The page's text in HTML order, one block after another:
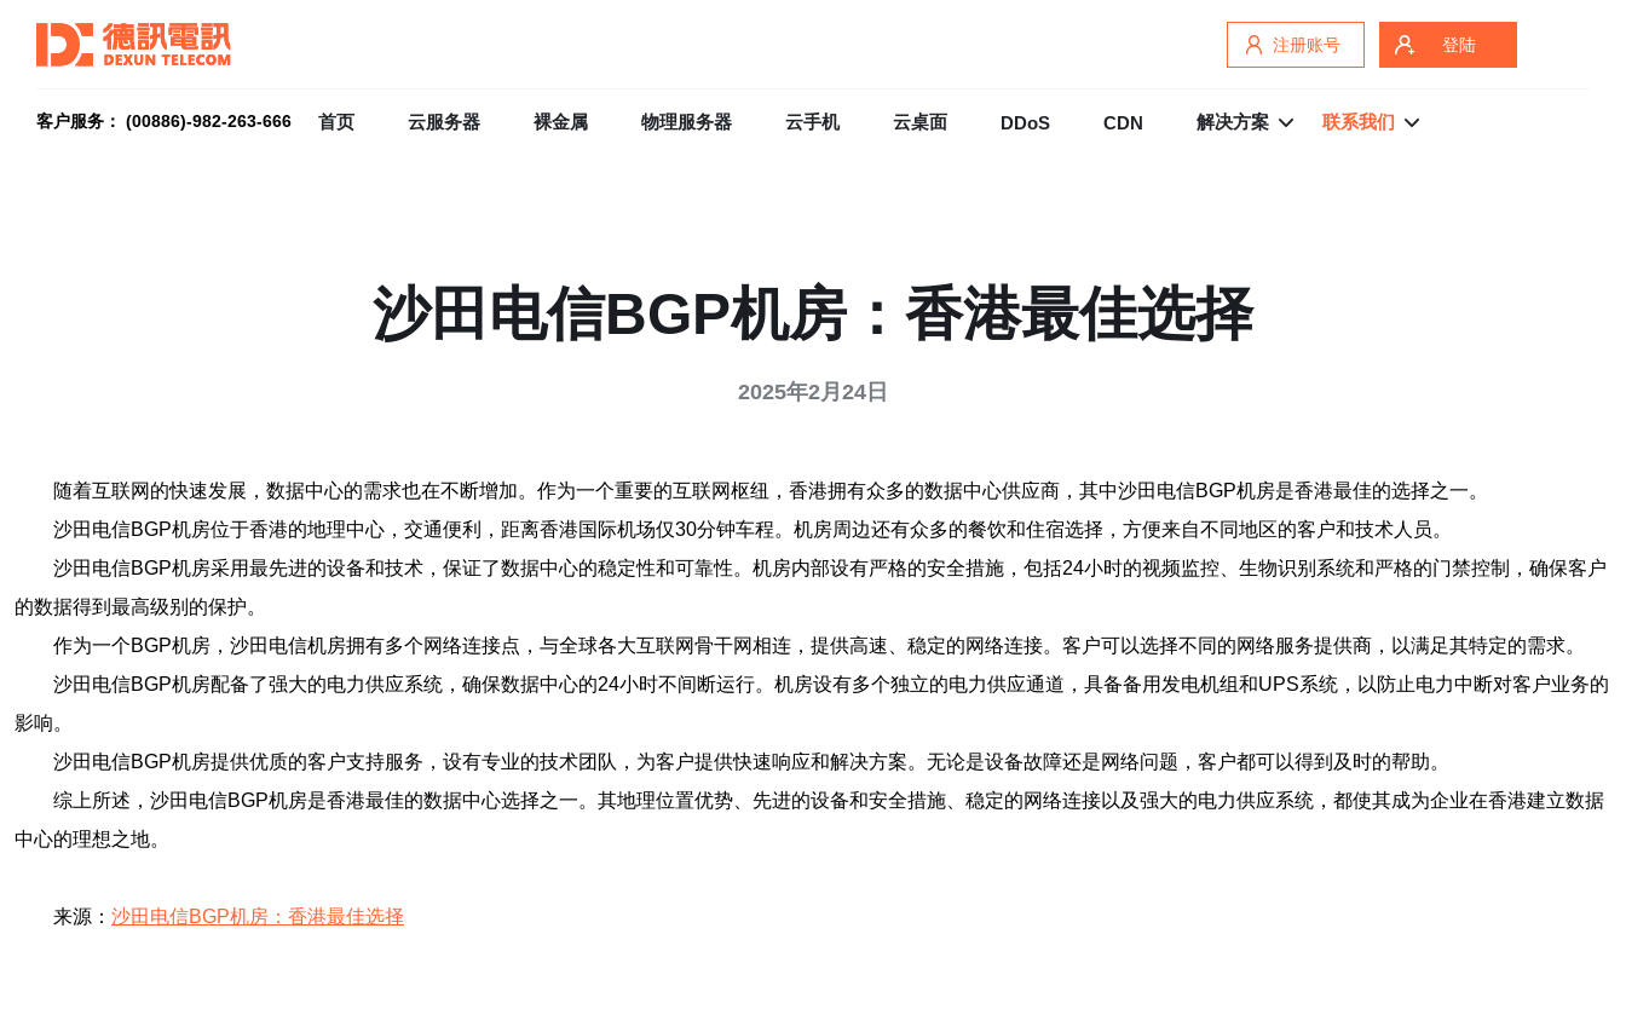
注册账号 登陆
客户服务： (00886)-982-263-666 首页 云服务器 裸金属 物理服务器 云手机 云桌面 DDoS CDN 解决方案 联系我们
沙田电信BGP机房：香港最佳选择
2025年2月24日
随着互联网的快速发展，数据中心的需求也在不断增加。作为一个重要的互联网枢纽，香港拥有众多的数据中心供应商，其中沙田电信BGP机房是香港最佳的选择之一。
沙田电信BGP机房位于香港的地理中心，交通便利，距离香港国际机场仅30分钟车程。机房周边还有众多的餐饮和住宿选择，方便来自不同地区的客户和技术人员。
沙田电信BGP机房采用最先进的设备和技术，保证了数据中心的稳定性和可靠性。机房内部设有严格的安全措施，包括24小时的视频监控、生物识别系统和严格的门禁控制，确保客户
的数据得到最高级别的保护。
作为一个BGP机房，沙田电信机房拥有多个网络连接点，与全球各大互联网骨干网相连，提供高速、稳定的网络连接。客户可以选择不同的网络服务提供商，以满足其特定的需求。
沙田电信BGP机房配备了强大的电力供应系统，确保数据中心的24小时不间断运行。机房设有多个独立的电力供应通道，具备备用发电机组和UPS系统，以防止电力中断对客户业务的
影响。
沙田电信BGP机房提供优质的客户支持服务，设有专业的技术团队，为客户提供快速响应和解决方案。无论是设备故障还是网络问题，客户都可以得到及时的帮助。
综上所述，沙田电信BGP机房是香港最佳的数据中心选择之一。其地理位置优势、先进的设备和安全措施、稳定的网络连接以及强大的电力供应系统，都使其成为企业在香港建立数据
中心的理想之地。
来源： 沙田电信BGP机房：香港最佳选择